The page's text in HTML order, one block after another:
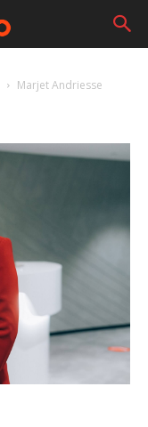
Marjet Andriesse